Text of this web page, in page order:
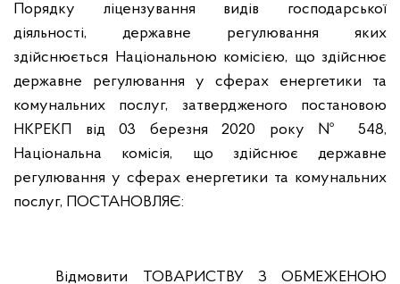
Порядку ліцензування видів господарської
діяльності, державне регулювання яких
здійснюється Національною комісією, що здійснює
державне регулювання у сферах енергетики та
комунальних послуг, затвердженого постановою
НКРЕКП від 03 березня 2020 року № 548,
Національна комісія, що здійснює державне
регулювання у сферах енергетики та комунальних
послуг, ПОСТАНОВЛЯЄ:
Відмовити ТОВАРИСТВУ З ОБМЕЖЕНОЮ